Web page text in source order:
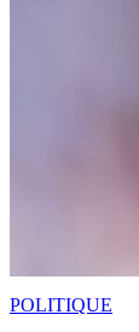
POLITIQUE